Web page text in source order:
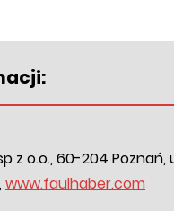
sp z o.o., 60-204
, www.faulhaber.com